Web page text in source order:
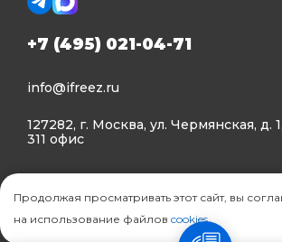
+7 (495) 021-04-71
info@ifreez.ru
127282, г. Москва, ул. Чермянская, д.
311 офис
Политика конфиденциальности
Продолжая просматривать этот сайт, вы
на использование файлов cookies.